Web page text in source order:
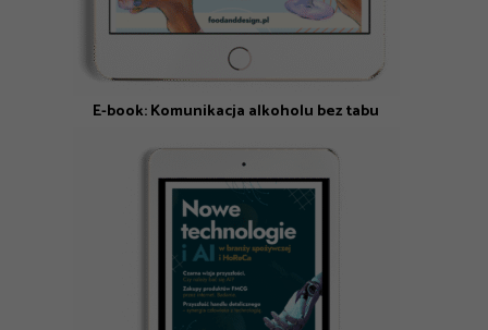
E-book: Komunikacja alkoholu bez tabu